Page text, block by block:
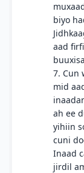
biyo
aad
7. Cun
mid
ah ee
yihiin
cuni
Inaad
jirdil